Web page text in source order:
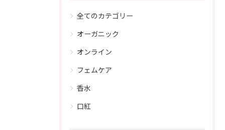
全てのカテゴリー
オーガニック
オンライン
フェムケア
香水
口紅